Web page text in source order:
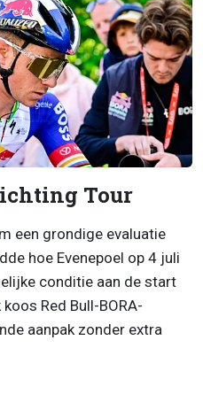
Tour
een grondige evaluatie
hoe Evenepoel op 4 juli
conditie aan de start
Red Bull-BORA-
aanpak zonder extra